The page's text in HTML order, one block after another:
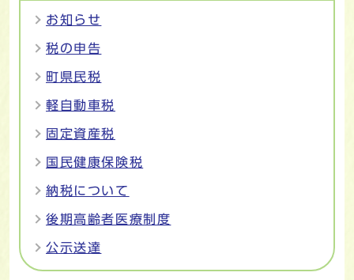
お知らせ
税の申告
町県民税
軽自動車税
固定資産税
国民健康保険税
納税について
後期高齢者医療制度
公示送達